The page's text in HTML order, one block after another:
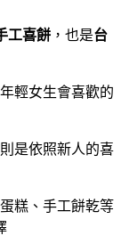
工喜餅，也是台
輕女生會喜歡的
是依照新人的喜
糕、手工餅乾等